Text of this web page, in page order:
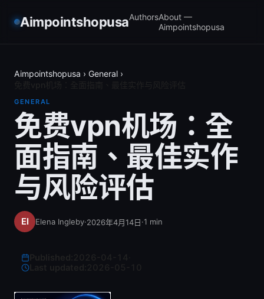
AimpointshopusaAuthorsAbout —
Aimpointshopusa
Aimpointshopusa › General ›
GENERAL
免费vpn机场：全
面指南、最佳实作
与风险评估
Elena Ingleby·2026年4月14日·1 min
Last updated: